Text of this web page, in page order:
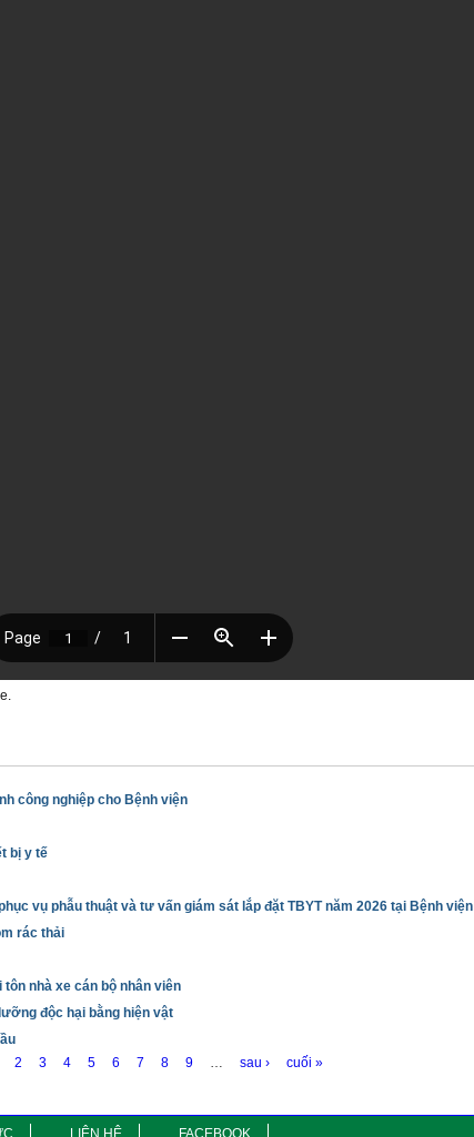
công nghiệp cho Bệnh viện
bị y tế
vụ phẫu thuật và tư vấn giám sát lắp đặt TBYT năm 2026 tại Bệnh viện
rác thải
nhà xe cán bộ nhân viên
độc hại bằng hiện vật
2 3 4 5 6 7 8 9 … sau › cuối »
LIÊN HỆ FACEBOOK